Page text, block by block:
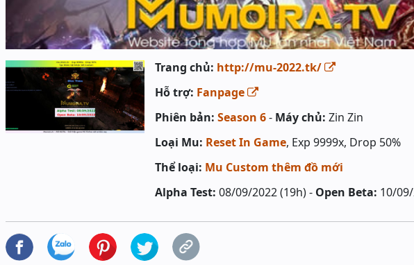
Trang chủ: http://mu-2022.tk/
Hỗ trợ: Fanpage
Phiên bản: Season 6- Máy chủ: Zin Zin
Loại Mu: Reset In Game, Exp 9999x, Drop 50%
Thể loại: Mu Custom thêm đồ mới
Alpha Test: 08/09/2022 (19h) - Open Beta: 10/